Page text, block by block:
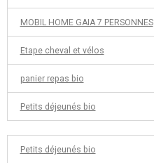
MOBIL HOME GAIA 7 PERSONNES
Etape cheval et vélos
panier repas bio
Petits déjeunés bio
Petits déjeunés bio